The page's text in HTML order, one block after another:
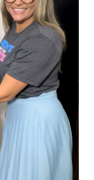
municípios
veículos por
nesse caso
Estado do Rio
na sede e no
mais
comércio, os
rumo certo,
para a
prefeito Dorlei